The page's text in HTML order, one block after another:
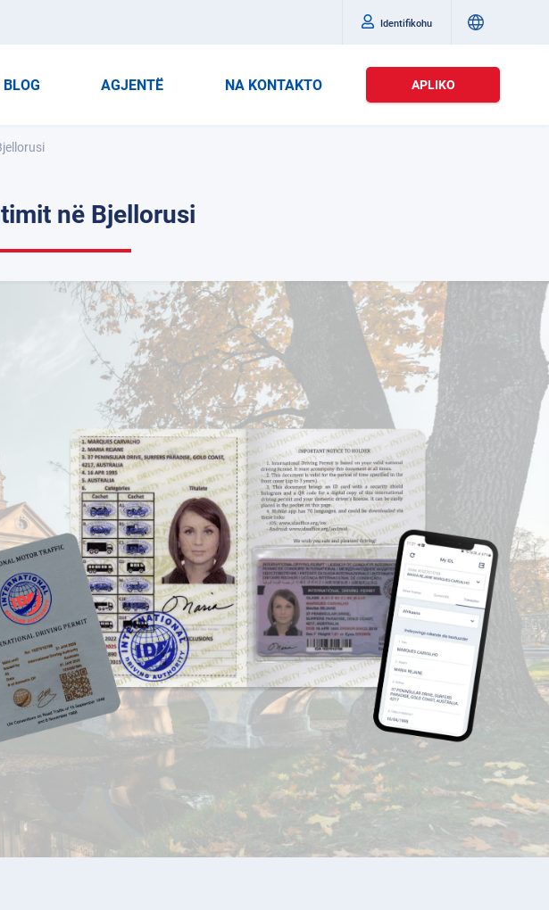
Identifikohu
BLOG AGJENTË NA KONTAKTO APLIKO
në Bjellorusi